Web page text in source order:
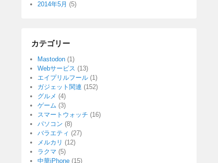
2014年5月 (5)
カテゴリー
Mastodon (1)
Webサービス (13)
エイプリルフール (1)
ガジェット関連 (152)
グルメ (4)
ゲーム (3)
スマートウォッチ (16)
パソコン (8)
バラエティ (27)
メルカリ (12)
ラクマ (5)
中華iPhone (15)